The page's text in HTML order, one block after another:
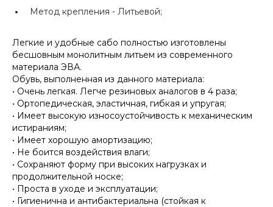
Метод крепления - Литьевой;
Легкие и удобные сабо полностью изготовлены
бесшовным монолитным литьем из современного
материала ЭВА.
Обувь, выполненная из данного материала:
• Очень легкая. Легче резиновых аналогов в 4 раза;
• Ортопедическая, эластичная, гибкая и упругая;
• Имеет высокую износоустойчивость к механическим
истираниям;
• Имеет хорошую амортизацию;
• Не боится воздействия влаги;
• Сохраняют форму при высоких нагрузках и
продолжительной носке;
• Проста в уходе и эксплуатации;
• Гигиенична и антибактериальна (стойкая к